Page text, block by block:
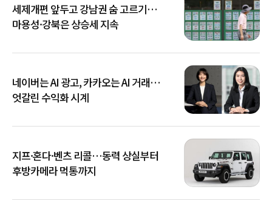
세제개편 앞두고 강남권 숨 고르기…
마용성·강북은 상승세 지속
네이버는 AI 광고, 카카오는 AI 거래…
엇갈린 수익화 시계
지프·혼다·벤츠 리콜…동력 상실부터
후방카메라 먹통까지